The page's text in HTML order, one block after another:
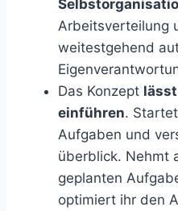
Arbeitsverteilung
weitestgehend
Das Konzept
einführen.
Aufgaben und
überblick. Nehmt
geplanten
optimiert ihr den